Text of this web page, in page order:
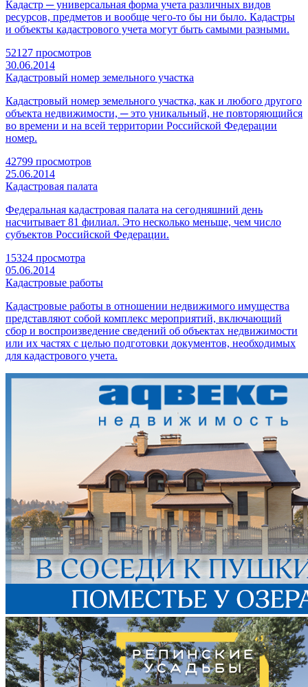
Кадастр ─ универсальная форма учета различных видов
ресурсов, предметов и вообще чего-то бы ни было. Кадастры
и объекты кадастрового учета могут быть самыми разными.
52127 просмотров
30.06.2014
Кадастровый номер земельного участка
Кадастровый номер земельного участка, как и любого другого
объекта недвижимости, ─ это уникальный, не повторяющийся
во времени и на всей территории Российской Федерации
номер.
42799 просмотров
25.06.2014
Кадастровая палата
Федеральная кадастровая палата на сегодняшний день
насчитывает 81 филиал. Это несколько меньше, чем число
субъектов Российской Федерации.
15324 просмотра
05.06.2014
Кадастровые работы
Кадастровые работы в отношении недвижимого имущества
представляют собой комплекс мероприятий, включающий
сбор и воспроизведение сведений об объектах недвижимости
или их частях с целью подготовки документов, необходимых
для кадастрового учета.